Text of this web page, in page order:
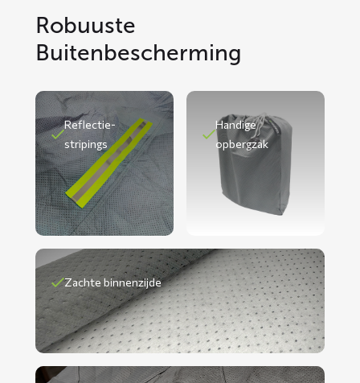
Robuuste
Buitenbescherming
Reflectie-
stripings
Handige
opbergzak
Zachte binnenzijde